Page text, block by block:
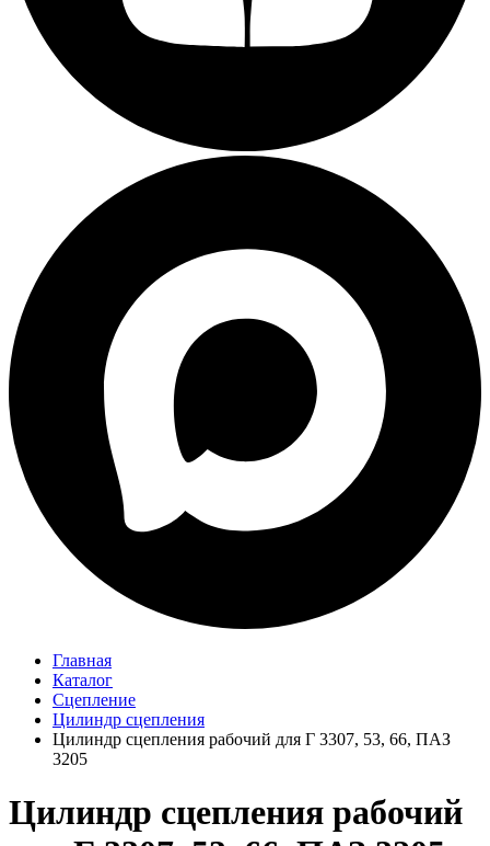
Главная
Каталог
Сцепление
Цилиндр сцепления
Цилиндр сцепления рабочий для Г 3307, 53, 66, ПАЗ
3205
Цилиндр сцепления рабочий